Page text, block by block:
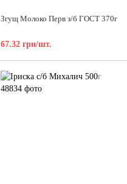
Згущ Молоко Перв з/б ГОСТ 370г
67.32 грн/шт.